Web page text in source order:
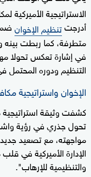
أدرجتتنظيم الإخوان
متطرفة، كما ربطت بينه
في إشارة تعكس تحولا
التنظيم ودوره المحتمل
الإخوان واستراتيجية
تحول جذري في رؤية
مواجهته، مع تصعيد
الإدارة الأميركية في
والتنظيمية للإرهاب".